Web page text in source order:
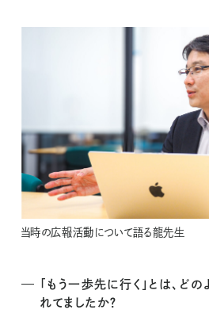
当時の広報活動について語る龍先生
「もう一歩先に行く」とは、ど
れてましたか？